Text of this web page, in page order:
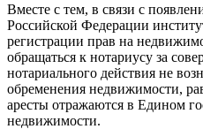
Вместе с тем, в связи с
Российской Федерации
регистрации прав на
обращаться к нотариусу за
нотариального действия не
обременения недвижимости,
аресты отражаются в Едином
недвижимости.